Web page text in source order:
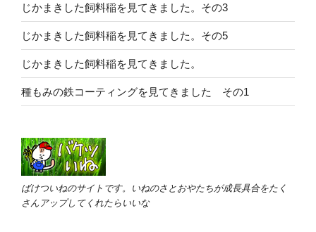
じかまきした飼料稲を見てきました。その3
じかまきした飼料稲を見てきました。その5
じかまきした飼料稲を見てきました。
種もみの鉄コーティングを見てきました その1
ばけついねのサイトです。いねのさとおやたちが成長具合をたく
さんアップしてくれたらいいな